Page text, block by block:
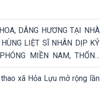
DÂNG HƯƠNG TẠI NHÀ
LIỆT SĨ NHÂN DỊP KỶ
MIỀN NAM, THỐNG
- 30/4/2026)
xã Hỏa Lựu mở rộng lần